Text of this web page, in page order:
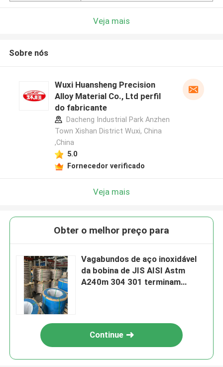
Veja mais
Sobre nós
Wuxi Huansheng Precision
Alloy Material Co., Ltd perfil
do fabricante
Dacheng Industrial Park Anzhen
Town Xishan District Wuxi, China
,China
5.0
Fornecedor verificado
Veja mais
Obter o melhor preço para
Vagabundos de aço inoxidável
da bobina de JIS AISI Astm
A240m 304 301 terminam
Continue